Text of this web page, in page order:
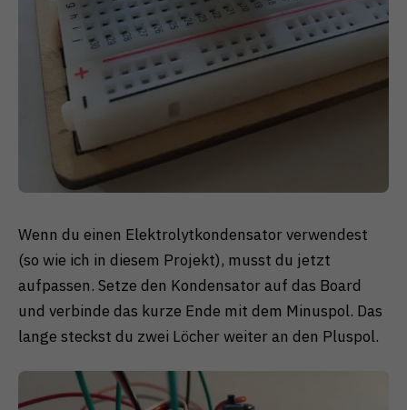
Wenn du einen Elektrolytkondensator verwendest
(so wie ich in diesem Projekt), musst du jetzt
aufpassen. Setze den Kondensator auf das Board
und verbinde das kurze Ende mit dem Minuspol. Das
lange steckst du zwei Löcher weiter an den Pluspol.